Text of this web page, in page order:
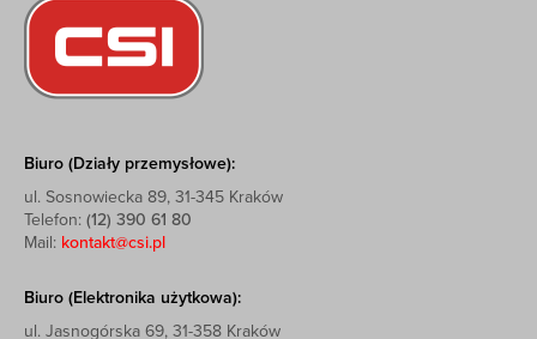
Biuro (Działy przemysłowe):
ul. Sosnowiecka 89, 31-345 Kraków
Telefon: (12) 390 61 80
Mail: kontakt@csi.pl
Biuro (Elektronika użytkowa):
ul. Jasnogórska 69, 31-358 Kraków